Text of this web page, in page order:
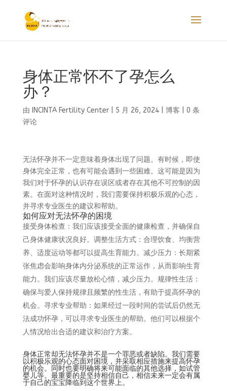
身体正常怀不了孕怎么
办？
由 INCINTA Fertility Center| 5 月 26, 2024| 博客
0 条
评论
无法怀孕并不一定意味着身体出现了问题。有时候，即使
身体完全正常，也有可能会遇到一些困难。这可能是因为
我们对于怀孕的认识存在误区或者存在其他不可控制的因
素。在面对这种情况时，我们需要保持积极乐观的心态，
并寻求专业医生的建议和帮助。
如何应对无法怀孕的困境
接受身体检查：我们应该接受全面的健康检查，并确保自
己身体健康状况良好。调整生活方式：合理饮食、均衡营
养、适度运动等都可以提高生育能力。减少压力：长期紧
张焦虑会影响身体内分泌系统的正常运作，从而影响生育
能力。我们应该尽量放松心情，减少压力。规律性生活：
确保与爱人保持规律且频繁的性生活，有助于提高怀孕的
机会。寻求专业帮助：如果经过一段时间的尝试后仍然无
法成功怀孕，可以寻求专业医生的帮助。他们可以根据个
人情况给出合适的建议和治疗方案。
身体正常却无法怀孕并不是一个罪恶或者缺陷。我们需要
以积极乐观的心态面对困境，并采取相应措施来提高怀孕
的机会。同时也要明确将来可能面临的其他选择，如试管
婴儿等。最重要的是坚持相信自己，相信未来一定会有属
于自己的宝宝降临到这个世界上。